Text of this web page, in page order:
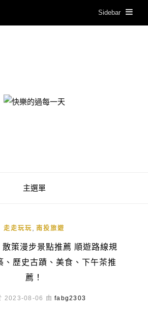
Sidebar
快樂的過每一天
主選單
走走玩玩 南投旅遊
散策漫步景點推薦 順遊路線規
、歷史古蹟、美食、下午茶推
薦！
2023-08-06 由fabg2303